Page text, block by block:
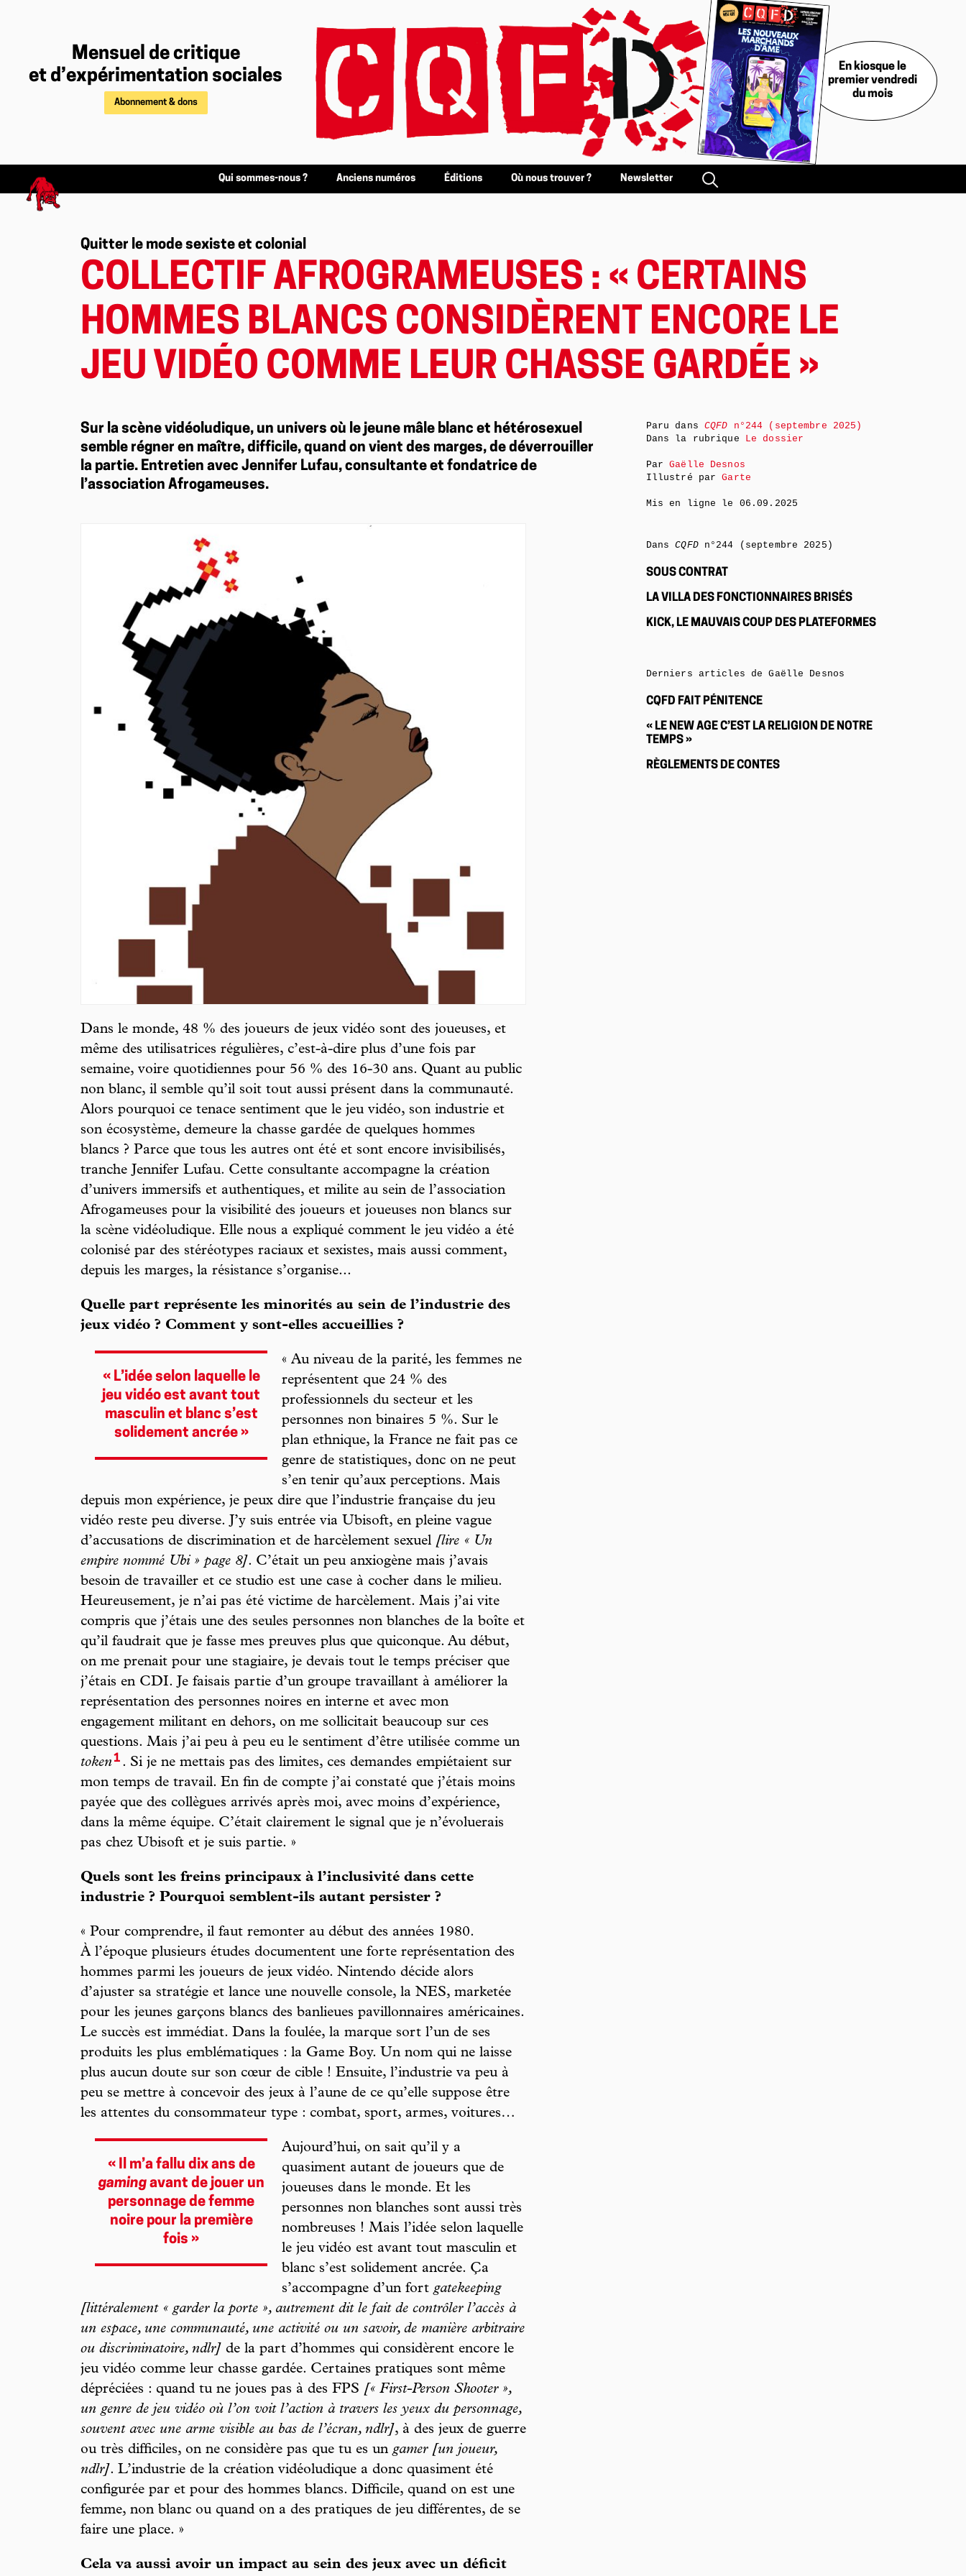
Mensuel de critique
et d’expérimentation sociales
Abonnement & dons
En kiosque le
premier vendredi
du mois
Qui sommes-nous ? Anciens numéros Éditions Où nous trouver ? Newsletter
Quitter le mode sexiste et colonial
COLLECTIF AFROGRAMEUSES : « CERTAINS
HOMMES BLANCS CONSIDÈRENT ENCORE LE
JEU VIDÉO COMME LEUR CHASSE GARDÉE »
Sur la scène vidéoludique, un univers où le jeune mâle blanc et hétérosexuel
semble régner en maître, difficile, quand on vient des marges, de déverrouiller
la partie. Entretien avec Jennifer Lufau, consultante et fondatrice de
l’association Afrogameuses.
Dans le monde, 48 % des joueurs de jeux vidéo sont des joueuses, et
même des utilisatrices régulières, c’est-à-dire plus d’une fois par
semaine, voire quotidiennes pour 56 % des 16-30 ans. Quant au public
non blanc, il semble qu’il soit tout aussi présent dans la communauté.
Alors pourquoi ce tenace sentiment que le jeu vidéo, son industrie et
son écosystème, demeure la chasse gardée de quelques hommes
blancs ? Parce que tous les autres ont été et sont encore invisibilisés,
tranche Jennifer Lufau. Cette consultante accompagne la création
d’univers immersifs et authentiques, et milite au sein de l’association
Afrogameuses pour la visibilité des joueurs et joueuses non blancs sur
la scène vidéoludique. Elle nous a expliqué comment le jeu vidéo a été
colonisé par des stéréotypes raciaux et sexistes, mais aussi comment,
depuis les marges, la résistance s’organise...
Quelle part représente les minorités au sein de l’industrie des
jeux vidéo ? Comment y sont-elles accueillies ?
« L’idée selon laquelle le
jeu vidéo est avant tout
masculin et blanc s’est
solidement ancrée »
« Au niveau de la parité, les femmes ne
représentent que 24 % des
professionnels du secteur et les
personnes non binaires 5 %. Sur le
plan ethnique, la France ne fait pas ce
genre de statistiques, donc on ne peut
s’en tenir qu’aux perceptions. Mais
depuis mon expérience, je peux dire que l’industrie française du jeu
vidéo reste peu diverse. J’y suis entrée via Ubisoft, en pleine vague
d’accusations de discrimination et de harcèlement sexuel [lire « Un
empire nommé Ubi » page 8]. C’était un peu anxiogène mais j’avais
besoin de travailler et ce studio est une case à cocher dans le milieu.
Heureusement, je n’ai pas été victime de harcèlement. Mais j’ai vite
compris que j’étais une des seules personnes non blanches de la boîte et
qu’il faudrait que je fasse mes preuves plus que quiconque. Au début,
on me prenait pour une stagiaire, je devais tout le temps préciser que
j’étais en CDI. Je faisais partie d’un groupe travaillant à améliorer la
représentation des personnes noires en interne et avec mon
engagement militant en dehors, on me sollicitait beaucoup sur ces
questions. Mais j’ai peu à peu eu le sentiment d’être utilisée comme un
token1 . Si je ne mettais pas des limites, ces demandes empiétaient sur
mon temps de travail. En fin de compte j’ai constaté que j’étais moins
payée que des collègues arrivés après moi, avec moins d’expérience,
dans la même équipe. C’était clairement le signal que je n’évoluerais
pas chez Ubisoft et je suis partie. »
Quels sont les freins principaux à l’inclusivité dans cette
industrie ? Pourquoi semblent-ils autant persister ?
« Pour comprendre, il faut remonter au début des années 1980.
À l’époque plusieurs études documentent une forte représentation des
hommes parmi les joueurs de jeux vidéo. Nintendo décide alors
d’ajuster sa stratégie et lance une nouvelle console, la NES, marketée
pour les jeunes garçons blancs des banlieues pavillonnaires américaines.
Le succès est immédiat. Dans la foulée, la marque sort l’un de ses
produits les plus emblématiques : la Game Boy. Un nom qui ne laisse
plus aucun doute sur son cœur de cible ! Ensuite, l’industrie va peu à
peu se mettre à concevoir des jeux à l’aune de ce qu’elle suppose être
les attentes du consommateur type : combat, sport, armes, voitures…
« Il m’a fallu dix ans de
gamingavant de jouer un
personnage de femme
noire pour la première
fois »
Aujourd’hui, on sait qu’il y a
quasiment autant de joueurs que de
joueuses dans le monde. Et les
personnes non blanches sont aussi très
nombreuses ! Mais l’idée selon laquelle
le jeu vidéo est avant tout masculin et
blanc s’est solidement ancrée. Ça
s’accompagne d’un fortgatekeeping
[littéralement « garder la porte », autrement dit le fait de contrôler l’accès à
un espace, une communauté, une activité ou un savoir, de manière arbitraire
ou discriminatoire, ndlr] de la part d’hommes qui considèrent encore le
jeu vidéo comme leur chasse gardée. Certaines pratiques sont même
dépréciées : quand tu ne joues pas à des FPS [« First-Person Shooter »,
un genre de jeu vidéo où l’on voit l’action à travers les yeux du personnage,
souvent avec une arme visible au bas de l’écran, ndlr], à des jeux de guerre
ou très difficiles, on ne considère pas que tu es ungamer [un joueur,
ndlr]. L’industrie de la création vidéoludique a donc quasiment été
configurée par et pour des hommes blancs. Difficile, quand on est une
femme, non blanc ou quand on a des pratiques de jeu différentes, de se
faire une place. »
Cela va aussi avoir un impact au sein des jeux avec un déficit
Paru dans CQFD n°244 (septembre 2025)
Dans la rubrique Le dossier
ParGaëlle Desnos
Illustré parGarte
Mis en ligne le 06.09.2025
DansCQFDn°244 (septembre 2025)
SOUS CONTRAT
LA VILLA DES FONCTIONNAIRES BRISÉS
KICK, LE MAUVAIS COUP DES PLATEFORMES
Derniers articles de Gaëlle Desnos
CQFD FAIT PÉNITENCE
« LE NEW AGE C’EST LA RELIGION DE NOTRE
TEMPS »
RÈGLEMENTS DE CONTES